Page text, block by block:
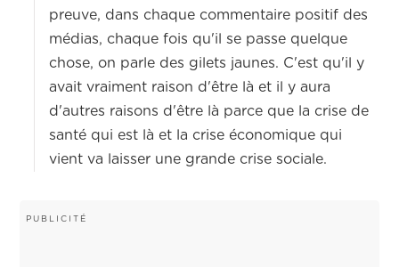
preuve, dans chaque commentaire positif des
médias, chaque fois qu'il se passe quelque
chose, on parle des gilets jaunes. C'est qu'il y
avait vraiment raison d'être là et il y aura
d'autres raisons d'être là parce que la crise de
santé qui est là et la crise économique qui
vient va laisser une grande crise sociale.